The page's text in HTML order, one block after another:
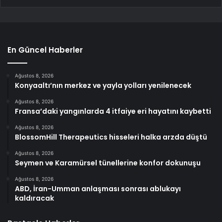
En Güncel Haberler
Ağustos 8, 2026
Konyaaltı’nın merkez ve yayla yolları yenilenecek
Ağustos 8, 2026
Fransa’daki yangınlarda 4 itfaiye eri hayatını kaybetti
Ağustos 8, 2026
BlossomHill Therapeutics hisseleri halka arzda düştü
Ağustos 8, 2026
Seymen ve Karamürsel tünellerine konfor dokunuşu
Ağustos 8, 2026
ABD, İran-Umman anlaşması sonrası ablukayı
kaldıracak